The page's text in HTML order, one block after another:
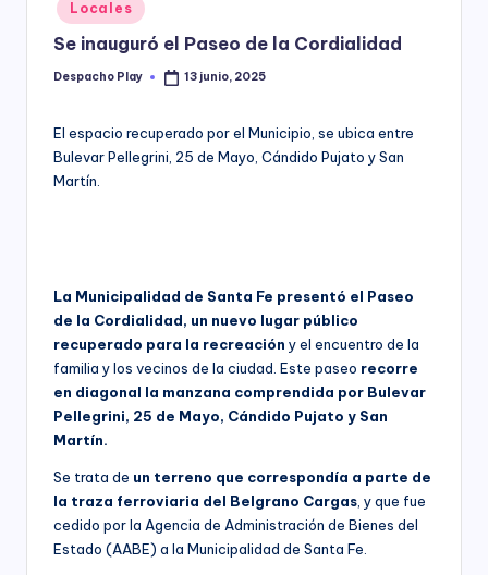
y
in
Locales
Se inauguró el Paseo de la Cordialidad
Posted
Despacho Play 13 junio, 2025
El espacio recuperado por el Municipio, se ubica entre
Bulevar Pellegrini, 25 de Mayo, Cándido Pujato y San
Martín.
La Municipalidad de Santa Fe presentó el Paseo
de la Cordialidad, un nuevo lugar público
recuperado para la recreación y el encuentro de la
familia y los vecinos de la ciudad. Este paseo recorre
en diagonal la manzana comprendida por Bulevar
Pellegrini, 25 de Mayo, Cándido Pujato y San
Martín.
Se trata de un terreno que correspondía a parte de
la traza ferroviaria del Belgrano Cargas , y que fue
cedido por la Agencia de Administración de Bienes del
Estado (AABE) a la Municipalidad de Santa Fe.